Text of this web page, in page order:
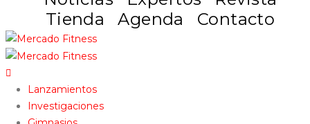
Tienda
Agenda Contacto
Lanzamientos
Investigaciones